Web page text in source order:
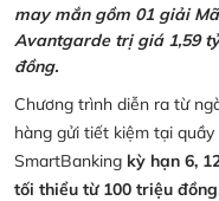
may mắn gồm 01 giải
Avantgarde trị giá 1,59
đồng.
Chương trình diễn ra từ
hàng gửi tiết kiệm tại
SmartBanking kỳ hạn 6,
tối thiểu từ 100 triệu đồng